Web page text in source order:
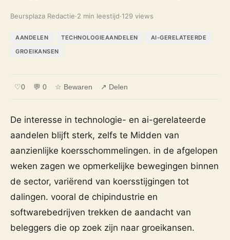
Beursplaza Redactie·2 min leestijd·129 views
AANDELEN TECHNOLOGIEAANDELEN
AI-GERELATEERDE
GROEIKANSEN
♡0 💬 0 ☆ Bewaren ↗ Delen
De interesse in technologie- en ai-gerelateerde
aandelen blijft sterk, zelfs te Midden van
aanzienlijke koersschommelingen. in de afgelopen
weken zagen we opmerkelijke bewegingen binnen
de sector, variërend van koersstijgingen tot
dalingen. vooral de chipindustrie en
softwarebedrijven trekken de aandacht van
beleggers die op zoek zijn naar groeikansen.